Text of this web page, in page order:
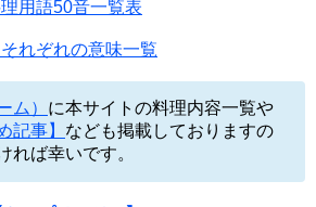
用語50音一覧表
れぞれの意味一覧
ム） に本サイトの料理内容一覧や
記事】 なども掲載しておりますの
れば幸いです。